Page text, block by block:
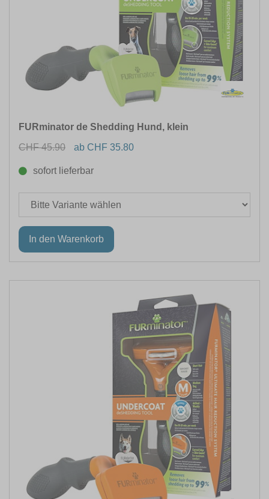
FURminator de Shedding Hund, klein
CHF 45.90
ab CHF 35.80
sofort lieferbar